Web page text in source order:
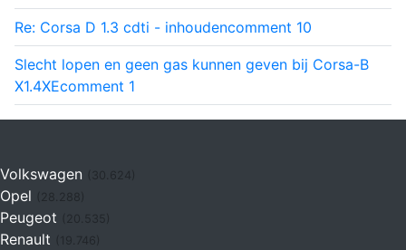
Re: Corsa D 1.3 cdti - inhoudencomment 10
Slecht lopen en geen gas kunnen geven bij Corsa-B
X1.4XEcomment 1
Volkswagen (30.624)
Opel
Peugeot
Renault (19.746)